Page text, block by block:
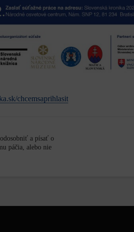
chcemsaprihlasit
a písať o
páčia, alebo nie